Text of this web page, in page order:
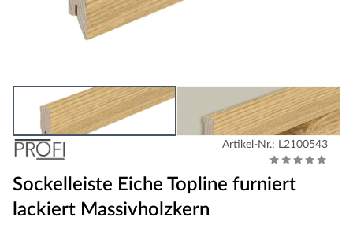
Artikel-Nr.: L2100543
Sockelleiste Eiche Topline furniert
lackiert Massivholzkern